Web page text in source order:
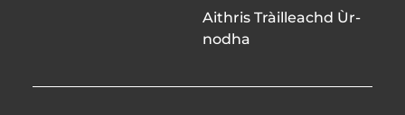
Aithris Tràilleachd Ùr-
nodha